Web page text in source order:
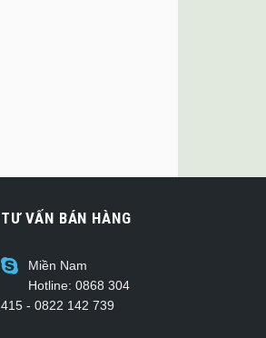
TƯ VẤN BÁN HÀNG
Miền Nam
Hotline: 0868 304
415 - 0822 142 739